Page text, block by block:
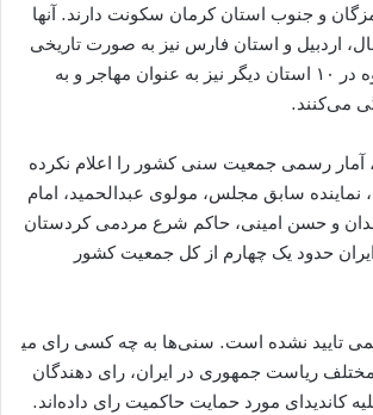
و جنوب استان کرمان سکونت دارند. آنها
اردبیل و استان فارس نیز به صورت تاریخی
حضور دارند. به علاوه در ۱۰ استان دیگر نیز به عنوان مهاجر و به
می‌کنند.
آمار رسمی جمعیت سنی کشور را اعلام نکرده
نماینده سابق مجلس، مولوی عبدالحمید، امام
و حسن امینی، حاکم شرع مردمی کردستان
حدود یک چهارم از کل جمعیت کشور
تایید نشده است. سنی‌​ها به چه کسی رای می​
ریاست جمهوری در ایران، رای دهندگان
کاندیدای مورد حمایت حاکمیت رای داده‌اند.